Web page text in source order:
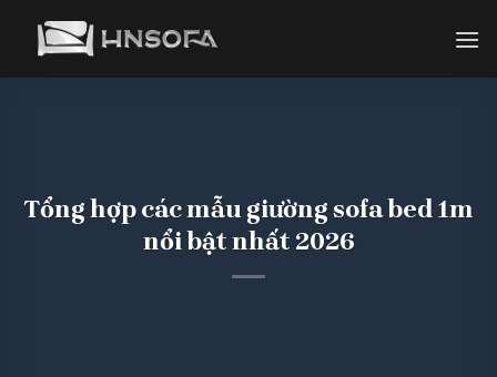
Tổng hợp các mẫu giường sofa bed 1m
nổi bật nhất 2026